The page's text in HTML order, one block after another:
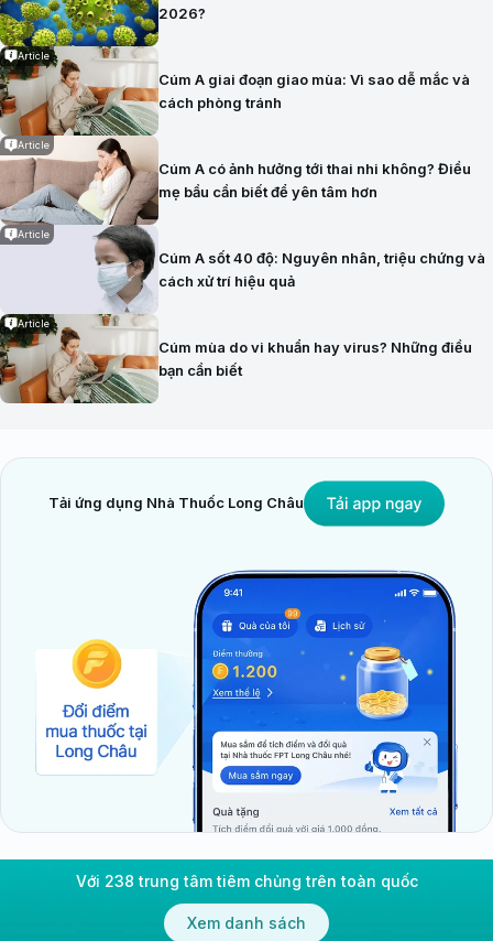
2026?
Article
Cúm A giai đoạn giao mùa: Vì sao dễ mắc và
cách phòng tránh
Article
Cúm A có ảnh hưởng tới thai nhi không? Điều
mẹ bầu cần biết để yên tâm hơn
Article
Cúm A sốt 40 độ: Nguyên nhân, triệu chứng và
cách xử trí hiệu quả
Article
Cúm mùa do vi khuẩn hay virus? Những điều
bạn cần biết
Tải ứng dụng Nhà Thuốc Long Châu
Với 238 trung tâm tiêm chủng trên toàn quốc
Xem danh sách